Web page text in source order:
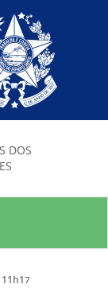
DOS